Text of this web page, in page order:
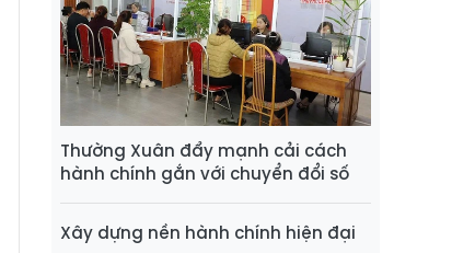
Thường Xuân đẩy mạnh cải cách
hành chính gắn với chuyển đổi số
Xây dựng nền hành chính hiện đại